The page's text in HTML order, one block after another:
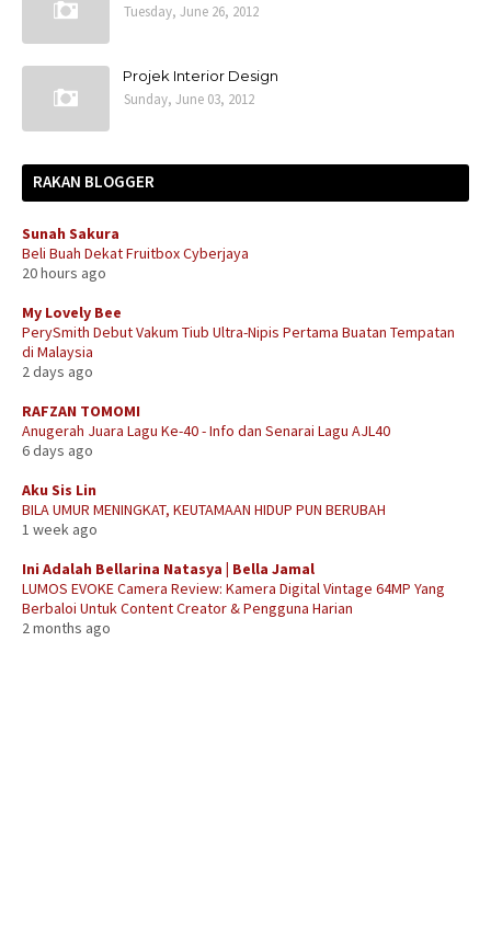
Tuesday, June 26, 2012
Projek Interior Design
Sunday, June 03, 2012
RAKAN BLOGGER
Sunah Sakura
Beli Buah Dekat Fruitbox Cyberjaya
20 hours ago
My Lovely Bee
PerySmith Debut Vakum Tiub Ultra-Nipis Pertama Buatan Tempatan
di Malaysia
2 days ago
RAFZAN TOMOMI
Anugerah Juara Lagu Ke-40 - Info dan Senarai Lagu AJL40
6 days ago
Aku Sis Lin
BILA UMUR MENINGKAT, KEUTAMAAN HIDUP PUN BERUBAH
1 week ago
Ini Adalah Bellarina Natasya | Bella Jamal
LUMOS EVOKE Camera Review: Kamera Digital Vintage 64MP Yang
Berbaloi Untuk Content Creator & Pengguna Harian
2 months ago